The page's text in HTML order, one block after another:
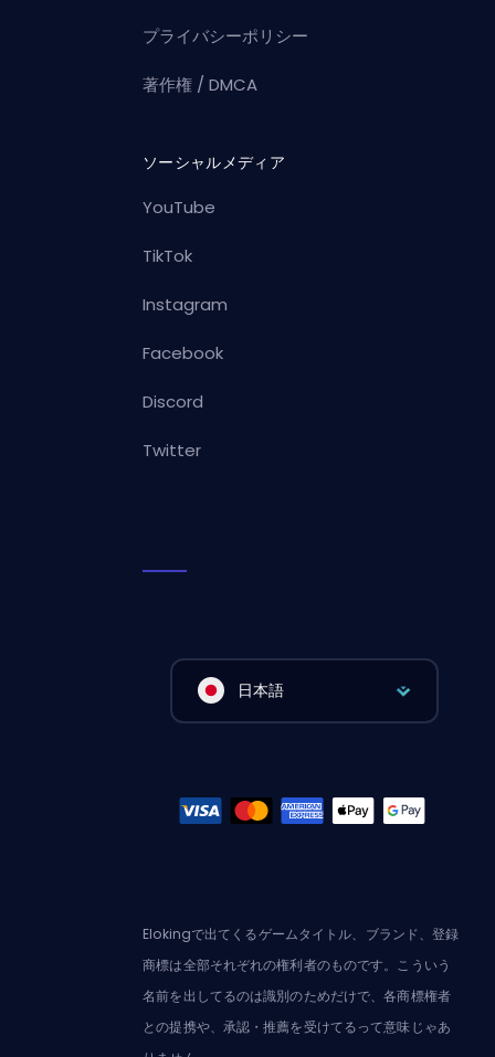
プライバシーポリシー
著作権 / DMCA
ソーシャルメディア
YouTube
TikTok
Instagram
Facebook
Discord
Twitter
日本語
Elokingで出てくるゲームタイトル、ブランド、登録
商標は全部それぞれの権利者のものです。こういう
名前を出してるのは識別のためだけで、各商標権者
との提携や、承認・推薦を受けてるって意味じゃあ